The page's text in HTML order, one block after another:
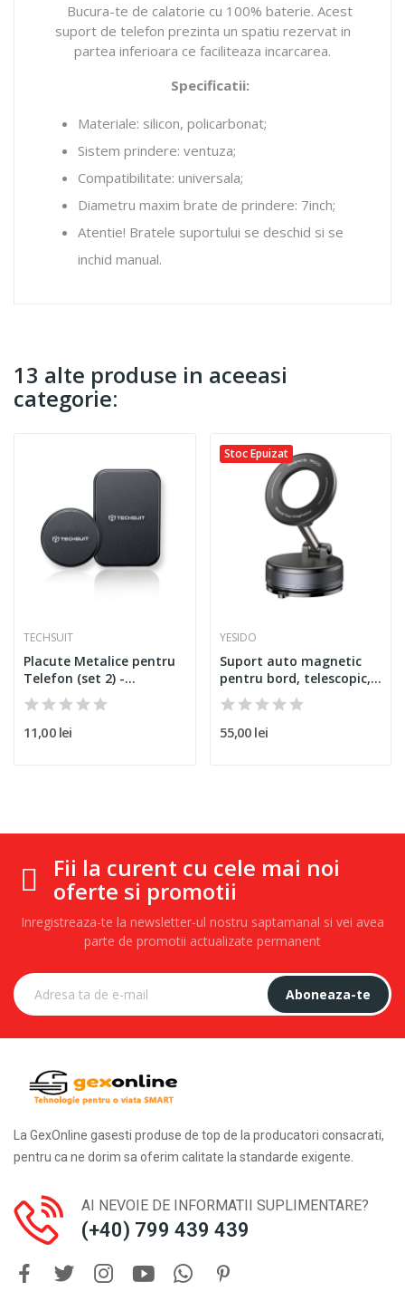
Bucura-te de calatorie cu 100% baterie. Acest
suport de telefon prezinta un spatiu rezervat in
partea inferioara ce faciliteaza incarcarea.
Specificatii:
Materiale: silicon, policarbonat;
Sistem prindere: ventuza;
Compatibilitate: universala;
Diametru maxim brate de prindere: 7inch;
Atentie! Bratele suportului se deschid si se
inchid manual.
13 alte produse in aceeasi
categorie:
TECHSUIT
Placute Metalice pentru
Telefon (set 2) -...
11,00 lei
Stoc Epuizat
YESIDO
Suport auto magnetic
pentru bord, telescopic,...
55,00 lei
Fii la curent cu cele mai noi
oferte si promotii
Inregistreaza-te la newsletter-ul nostru saptamanal si vei avea
parte de promotii actualizate permanent
Aboneaza-te
La GexOnline gasesti produse de top de la producatori consacrati,
pentru ca ne dorim sa oferim calitate la standarde exigente.
AI NEVOIE DE INFORMATII SUPLIMENTARE?
(+40) 799 439 439